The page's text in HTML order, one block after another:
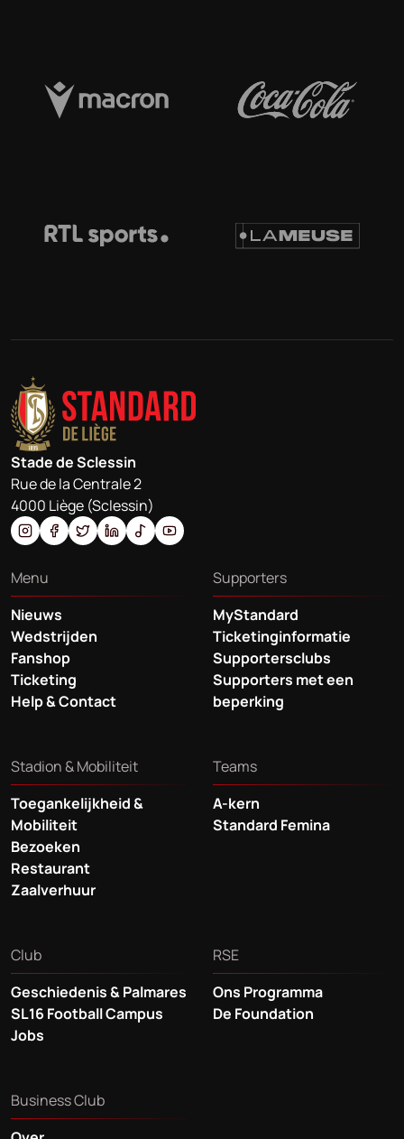
Stade de Sclessin
Rue de la Centrale 2
4000 Liège (Sclessin)
Menu
Nieuws
Wedstrijden
Fanshop
Ticketing
Help & Contact
Supporters
MyStandard
Ticketinginformatie
Supportersclubs
Supporters met een
beperking
Stadion & Mobiliteit
Toegankelijkheid &
Mobiliteit
Bezoeken
Restaurant
Zaalverhuur
Teams
A-kern
Standard Femina
Club
Geschiedenis & Palmares
SL16 Football Campus
Jobs
RSE
Ons Programma
De Foundation
Business Club